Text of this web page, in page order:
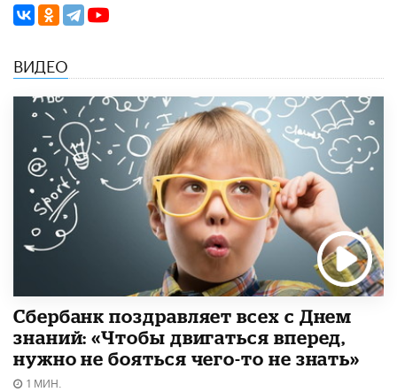
ВИДЕО
Сбербанк поздравляет всех с Днем
знаний: «Чтобы двигаться вперед,
нужно не бояться чего-то не знать»
1 МИН.